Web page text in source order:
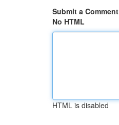
Submit a Comment
No HTML
HTML is disabled